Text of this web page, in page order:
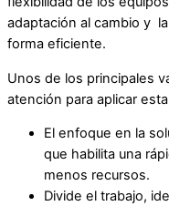
adaptación al cambio y
forma eficiente.
Unos de los principales
atención para aplicar
El enfoque en la
que habilita una
menos recursos.
Divide el trabajo,